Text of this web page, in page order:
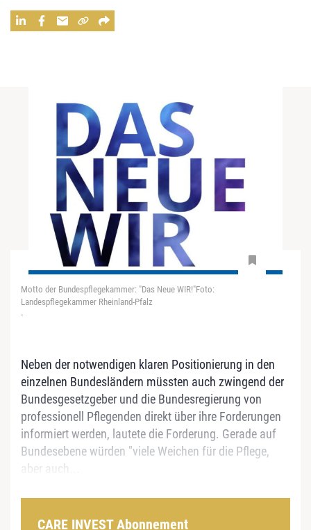
Motto der Bundespflegekammer: "Das Neue WIR!"Foto:
Landespflegekammer Rheinland-Pfalz
-
Neben der notwendigen klaren Positionierung in den
einzelnen Bundesländern müssten auch zwingend der
Bundesgesetzgeber und die Bundesregierung von
professionell Pflegenden direkt über ihre Forderungen
informiert werden, lautete die Forderung. Gerade auf
Bundesebene würden "viele Weichen für die Pflege,
aber auch...
CARE INVEST Abonnement